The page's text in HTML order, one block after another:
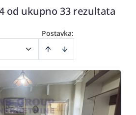
od ukupno 33 rezultata
Postavka: